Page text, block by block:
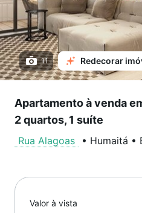
11 Redecorar
Apartamento à venda
2 quartos, 1 suíte
Rua Alagoas • Humaitá •
Valor à vista